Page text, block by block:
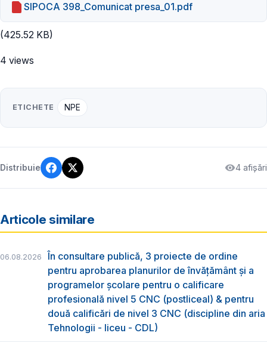
SIPOCA 398_Comunicat presa_01.pdf
(425.52 KB)
4 views
ETICHETE NPE
Distribuie 4 afișări
Articole similare
06.08.2026
În consultare publică, 3 proiecte de ordine
pentru aprobarea planurilor de învățământ și a
programelor școlare pentru o calificare
profesională nivel 5 CNC (postliceal) & pentru
două calificări de nivel 3 CNC (discipline din aria
Tehnologii - liceu - CDL)